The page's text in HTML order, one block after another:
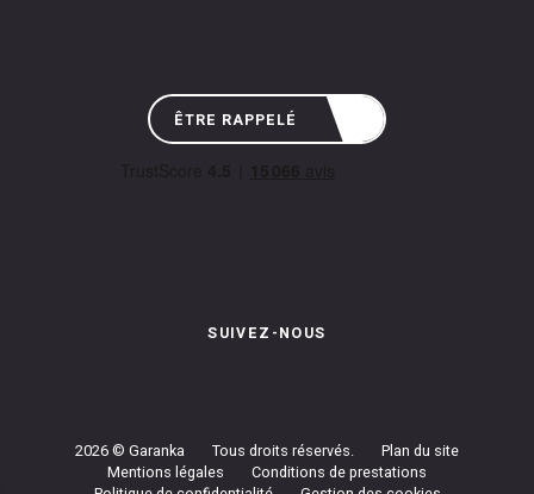
ÊTRE RAPPELÉ
SUIVEZ-NOUS
2026 © Garanka Tous droits réservés.
Plan du site
Mentions légales
Conditions de prestations